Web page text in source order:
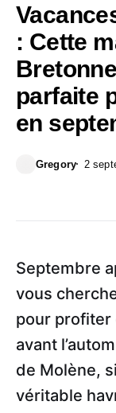
: Cette
parfaite
en
Gregory 2
Septembre
vous
pour profiter
avant
de Molène,
véritable